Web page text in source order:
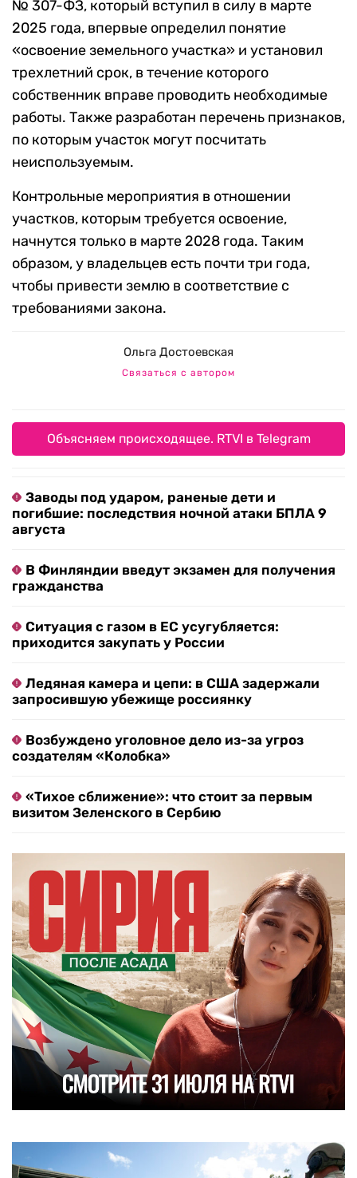
№ 307-ФЗ, который вступил в силу в марте
2025 года, впервые определил понятие
«освоение земельного участка» и установил
трехлетний срок, в течение которого
собственник вправе проводить необходимые
работы. Также разработан перечень признаков,
по которым участок могут посчитать
неиспользуемым.
Контрольные мероприятия в отношении
участков, которым требуется освоение,
начнутся только в марте 2028 года. Таким
образом, у владельцев есть почти три года,
чтобы привести землю в соответствие с
требованиями закона.
Ольга Достоевская
Связаться с автором
Объясняем происходящее. RTVI в Telegram
Заводы под ударом, раненые дети и
погибшие: последствия ночной атаки БПЛА 9
августа
В Финляндии введут экзамен для получения
гражданства
Ситуация с газом в ЕС усугубляется:
приходится закупать у России
Ледяная камера и цепи: в США задержали
запросившую убежище россиянку
Возбуждено уголовное дело из-за угроз
создателям «Колобка»
«Тихое сближение»: что стоит за первым
визитом Зеленского в Сербию